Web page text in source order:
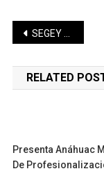
de
entradas
SEGEY presenta Calendario Escolar ‪2021-2022‬ de 190 días
RELATED
Presenta Anáhuac
De